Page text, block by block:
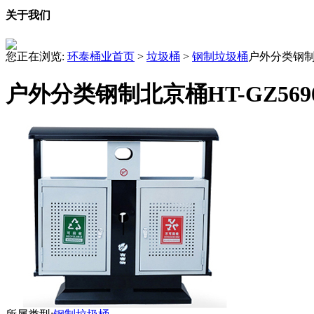
关于我们
您正在浏览: 环泰桶业首页 > 垃圾桶 > 钢制垃圾桶 户外分类钢
户外分类钢制北京桶HT-